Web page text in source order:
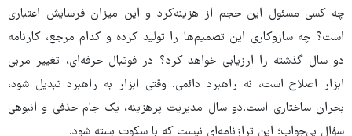
چه کسی مسئول این حجم از هزینه‌کرد و این میزان فرسایش اعتباری
است؟ چه سازوکاری این تصمیم‌ها را تولید کرده و کدام مرجع، کارنامه
دو سال گذشته را ارزیابی خواهد کرد؟ در فوتبال حرفه‌ای، تغییر مربی
ابزار اصلاح است، نه راهبرد دائمی. وقتی ابزار به راهبرد تبدیل شود،
بحران ساختاری است.دو سال مدیریت پرهزینه، یک جام حذفی و انبوهی
سؤال بی‌جواب؛ این ترازنامه‌ای نیست که با سکوت بسته شود.